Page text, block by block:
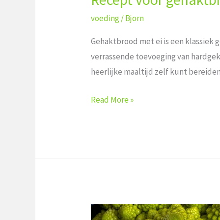
voeding/Bjorn
Gehaktbrood met ei is een klassiek
verrassende​ toevoeging​ van
heerlijke⁢ maaltijd ⁢zelf kunt
Read More »
Hoe